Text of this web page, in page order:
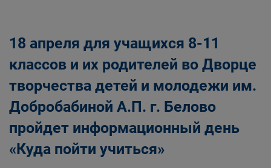
18 апреля для учащихся 8-11
классов и их родителей во Дворце
творчества детей и молодежи им.
Добробабиной А.П. г. Белово
пройдет информационный день
«Куда пойти учиться»